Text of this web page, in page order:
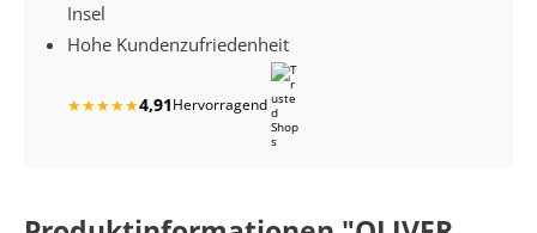
Insel
Hohe Kundenzufriedenheit
★★★★★4,91Hervorragend